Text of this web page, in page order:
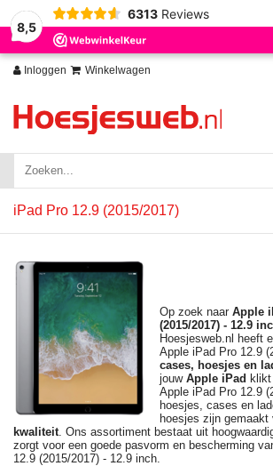
8,5
6313 Reviews
Inloggen Winkelwagen
iPad Pro 12.9 (2015/2017)
Op zoek naar Apple
(2015/2017) - 12.9
Hoesjesweb.nl heeft
Apple iPad Pro 12.9
cases, hoesjes en
jouw Apple iPad
Apple iPad Pro 12.9
hoesjes, cases en
hoesjes zijn gemaakt
kwaliteit. Ons assortiment bestaat uit
zorgt voor een goede pasvorm en bescherming
12.9 (2015/2017) - 12.9 inch.
Wij slaan cookies op om onze website te verbeteren.
Nee